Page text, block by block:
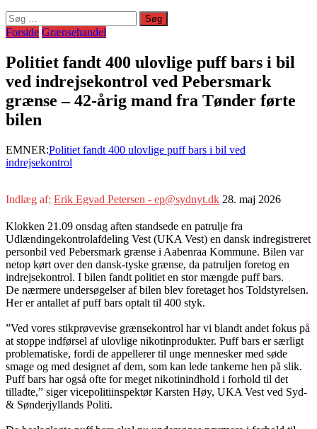
Søg
efter:
Forside Grænsehandel
Politiet fandt 400 ulovlige puff bars i bil
ved indrejsekontrol ved Pebersmark
grænse – 42-årig mand fra Tønder førte
bilen
EMNER:Politiet fandt 400 ulovlige puff bars i bil ved
indrejsekontrol
Indlæg af: Erik Egvad Petersen - ep@sydnyt.dk 28. maj 2026
Klokken 21.09 onsdag aften standsede en patrulje fra
Udlændingekontrolafdeling Vest (UKA Vest) en dansk indregistreret
personbil ved Pebersmark grænse i Aabenraa Kommune. Bilen var
netop kørt over den dansk-tyske grænse, da patruljen foretog en
indrejsekontrol. I bilen fandt politiet en stor mængde puff bars.
De nærmere undersøgelser af bilen blev foretaget hos Toldstyrelsen.
Her er antallet af puff bars optalt til 400 styk.
”Ved vores stikprøvevise grænsekontrol har vi blandt andet fokus på
at stoppe indførsel af ulovlige nikotinprodukter. Puff bars er særligt
problematiske, fordi de appellerer til unge mennesker med søde
smage og med designet af dem, som kan lede tankerne hen på slik.
Puff bars har også ofte for meget nikotinindhold i forhold til det
tilladte,” siger vicepolitiinspektør Karsten Høy, UKA Vest ved Syd-
& Sønderjyllands Politi.